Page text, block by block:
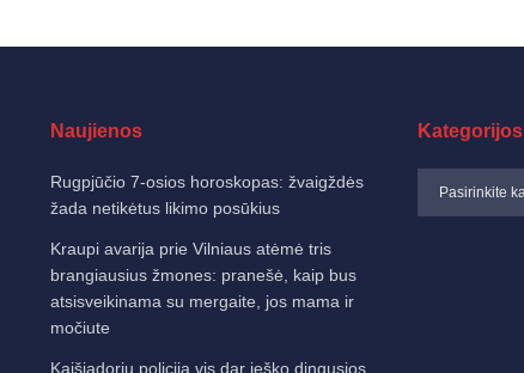
Naujienos
Rugpjūčio 7-osios horoskopas: žvaigždės
žada netikėtus likimo posūkius
Kraupi avarija prie Vilniaus atėmė tris
brangiausius žmones: pranešė, kaip bus
atsisveikinama su mergaite, jos mama ir
močiute
Kaišiadorių policija vis dar ieško dingusios
Kategorijos